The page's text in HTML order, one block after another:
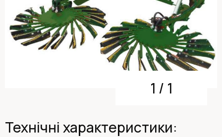
1 / 1
Технічні характеристики: